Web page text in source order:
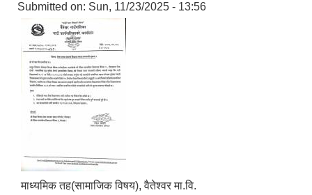
Submitted on: Sun, 11/23/2025 - 13:56
माध्यमिक तह(सामाजिक विषय), वैतेश्वर मा.वि.